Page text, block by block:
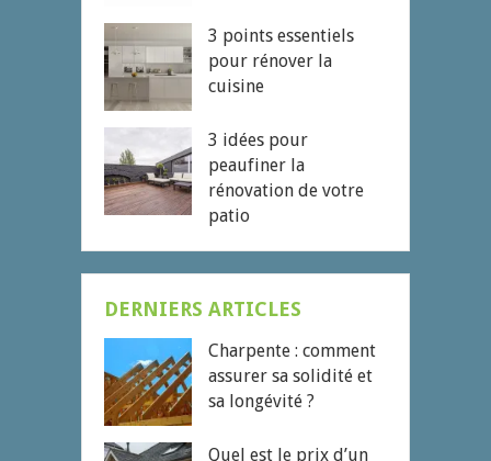
3 points essentiels
pour rénover la
cuisine
3 idées pour
peaufiner la
rénovation de votre
patio
DERNIERS ARTICLES
Charpente : comment
assurer sa solidité et
sa longévité ?
Quel est le prix d’un